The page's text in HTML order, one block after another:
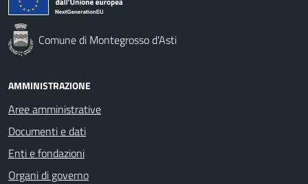
Comune di Montegrosso d'Asti
AMMINISTRAZIONE
Aree amministrative
Documenti e dati
Enti e fondazioni
Organi di governo